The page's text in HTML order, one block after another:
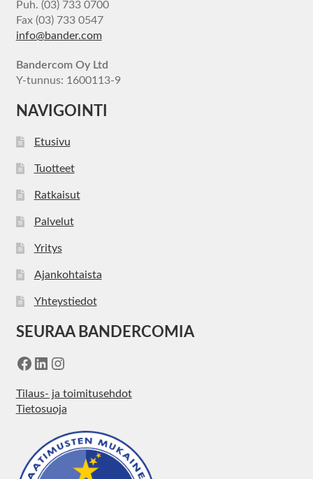
Puh. (03) 733 0700
Fax (03) 733 0547
info@bander.com
Bandercom Oy Ltd
Y-tunnus: 1600113-9
NAVIGOINTI
Etusivu
Tuotteet
Ratkaisut
Palvelut
Yritys
Ajankohtaista
Yhteystiedot
SEURAA BANDERCOMIA
Facebook
LinkedIn
Instagram
Tilaus- ja toimitusehdot
Tietosuoja